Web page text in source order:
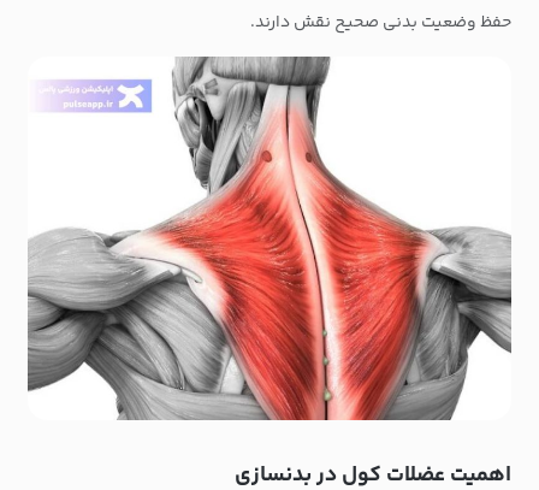
حفظ وضعیت بدنی صحیح نقش دارند.
اهمیت عضلات کول در بدنسازی